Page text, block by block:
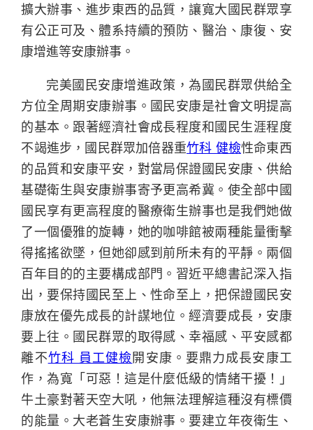
擴大辦事、進步東西的品質，讓寬大國民群眾享
有公正可及、體系持續的預防、醫治、康復、安
康增進等安康辦事。
完美國民安康增進政策，為國民群眾供給全
方位全周期安康辦事。國民安康是社會文明提高
的基本。跟著經濟社會成長程度和國民生涯程度
不竭進步，國民群眾加倍器重竹科 健檢性命東西
的品質和安康平安，對當局保證國民安康、供給
基礎衛生與安康辦事寄予更高希冀。使全部中國
國民享有更高程度的醫療衛生辦事也是我們她做
了一個優雅的旋轉，她的咖啡館被兩種能量衝擊
得搖搖欲墜，但她卻感到前所未有的平靜。兩個
百年目的的主要構成部門。習近平總書記深入指
出，要保持國民至上、性命至上，把保證國民安
康放在優先成長的計謀地位。經濟要成長，安康
要上往。國民群眾的取得感、幸福感、平安感都
離不竹科 員工健檢開安康。要鼎力成長安康工
作，為寬「可惡！這是什麼低級的情緒干擾！」
牛土豪對著天空大吼，他無法理解這種沒有標價
的能量。大老蒼生安康辦事。要建立年夜衛生、